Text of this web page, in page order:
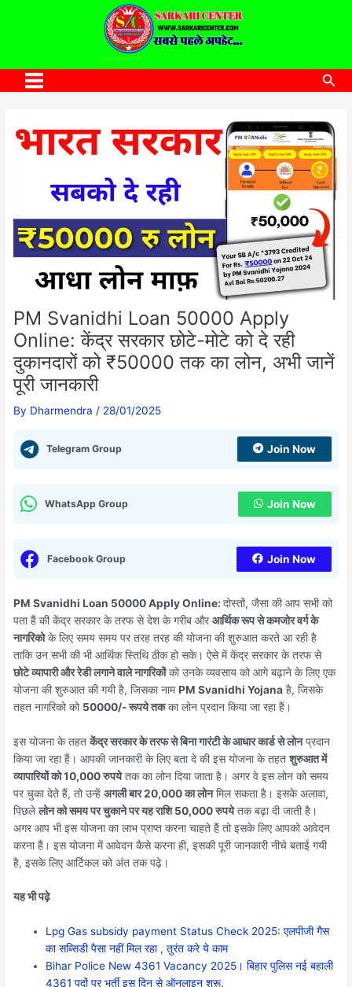
SARKARI CENTER
www.sarkaricenter.com
Main
PM Svanidhi Loan 50000 Apply
Online: केंद्र सरकार छोटे-मोटे को दे रही
दुकानदारों को ₹50000 तक का लोन, अभी जानें
पूरी जानकारी
By Dharmendra / 28/01/2025
Telegram Group Join Now
WhatsApp Group Join Now
Facebook Group Join Now
PM Svanidhi Loan 50000 Apply Online:दोस्तों, जैसा की आप सभी को
पता हैं की केंद्र सरकार के तरफ से देश के गरीब औरआर्थिक रूप से कमजोर वर्ग के
नागरिकोके लिए समय समय पर तरह तरह की योजना की शुरुआत करते आ रही है
ताकि उन सभी की भी आर्थिक स्तिथि ठीक हो सके। ऐसे में केंद्र सरकार के तरफ से
छोटे व्यापारी और रेडी लगाने वाले नागरिकोंको उनके व्यवसाय को आगे बढ़ाने के लिए एक
योजना की शुरुआत की गयी है, जिसका नामPM Svanidhi Yojana है, जिसके
तहत नागरिको को 50000/- रूपये तकका लोन प्रदान किया जा रहा हैं।
इस योजना के तहतकेंद्र सरकार के तरफ से बिना गारंटी के आधार कार्ड से लोनप्रदान
किया जा रहा हैं। आपकी जानकारी के लिए बता दे की इस योजना के तहतशुरुआत में
व्यापारियों को 10,000 रुपयेतक का लोन दिया जाता है। अगर वे इस लोन को समय
पर चुका देते हैं, तो उन्हेंअगली बार 20,000 का लोनमिल सकता है। इसके अलावा,
पिछलेलोन को समय पर चुकाने पर यह राशि 50,000 रुपयेतक बढ़ा दी जाती है।
अगर आप भी इस योजना का लाभ प्राप्त करना चाहते हैं तो इसके लिए आपको आवेदन
करना हैं। इस योजना में आवेदन कैसे करना ही, इसकी पूरी जानकारी नीचे बताई गयी
है, इसके लिए आर्टिकल को अंत तक पढ़े।
यह भी पढ़े
Lpg Gas subsidy payment Status Check 2025: एलपीजी गैस
का सब्सिडी पैसा नहीं मिल रहा , तुरंत करे ये काम
Bihar Police New 4361 Vacancy 2025। बिहार पुलिस नई बहाली
4361 पदों पर भर्ती इस दिन से ऑनलाइन शुरू.